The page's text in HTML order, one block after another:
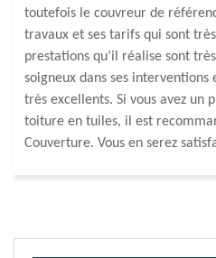
toutefois le couvreur de
travaux et ses tarifs qui sont
prestations qu’il réalise sont
soigneux dans ses
très excellents. Si vous avez un
toiture en tuiles, il est
Couverture. Vous en serez